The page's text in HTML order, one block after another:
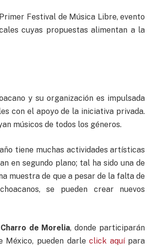
Festival de Música Libre, evento
cuyas propuestas alimentan a la
y su organización es impulsada
con el apoyo de la iniciativa privada.
músicos de todos los géneros.
tiene muchas actividades artísticas
en segundo plano; tal ha sido una de
muestra de que a pesar de la falta de
se pueden crear nuevos
de Morelia, donde participarán
México, pueden darleclick aquípara